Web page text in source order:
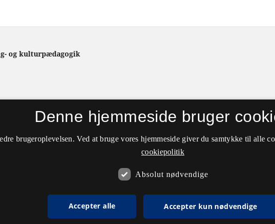
og kulturpædagogik
Denne hjemmeside bruger
brugeroplevelsen. Ved at bruge vores hjemmeside giver du samtykke til alle
cookiepolitik
Absolut nødvendige
Accepter alle Accepter kun nødvendige